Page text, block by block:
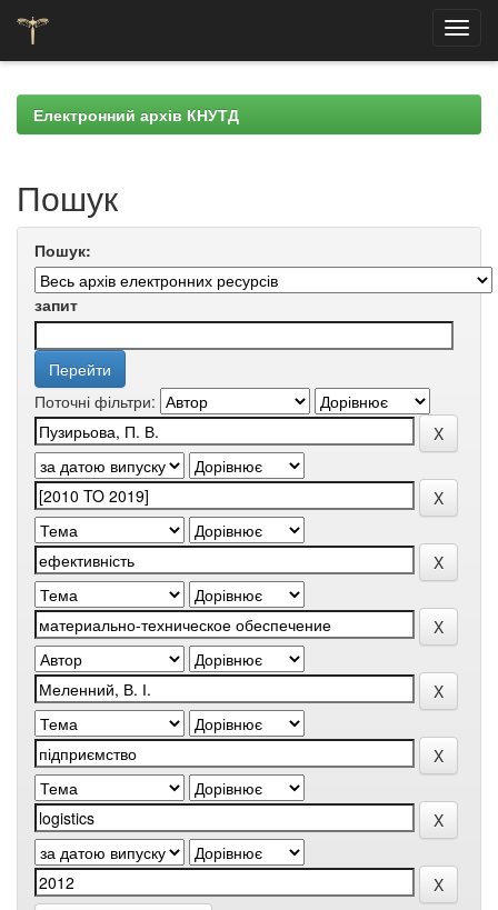
navigationЕлектронний архів КНУТД
Пошук
Пошук:
запит
Поточні фільтри: